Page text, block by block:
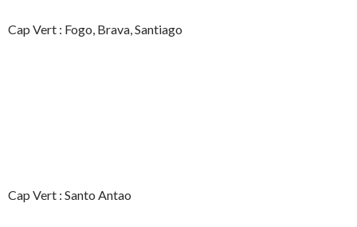
Cap Vert : Fogo, Brava, Santiago
Cap Vert : Santo Antao